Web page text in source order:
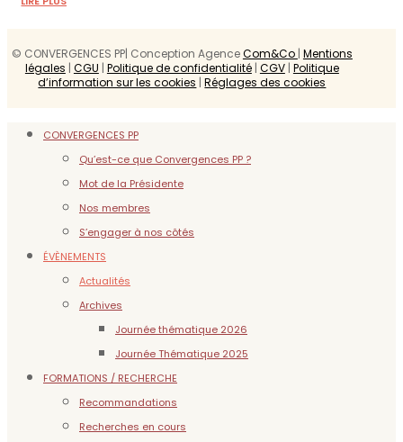
© CONVERGENCES PP| Conception AgenceCom&Co | Mentions
légales | CGU | Politique de confidentialité| CGV| Politique
d’information sur les cookies |Réglages des cookies
CONVERGENCES PP
Qu’est-ce que Convergences PP ?
Mot de la Présidente
Nos membres
S’engager à nos côtés
ÉVÈNEMENTS
Actualités
Archives
Journée thématique 2026
Journée Thématique 2025
FORMATIONS / RECHERCHE
Recommandations
Recherches en cours